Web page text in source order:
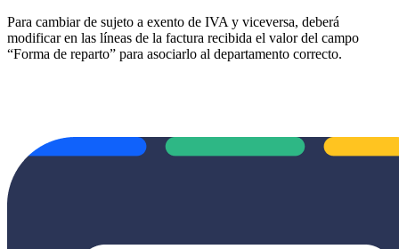
Para cambiar de sujeto a exento de IVA y viceversa, deberá
modificar en las líneas de la factura recibida el valor del campo
“Forma de reparto” para asociarlo al departamento correcto.